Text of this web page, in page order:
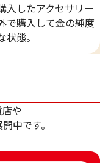
参考買取価格
288,600
入したアクセサリー
で購入して金の純度
状態。
店や
中です。